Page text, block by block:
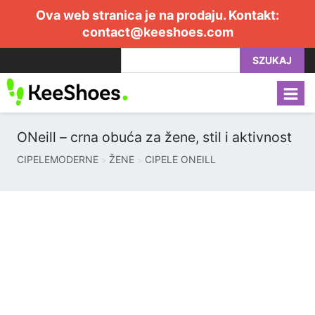
Ova web stranica je na prodaju. Kontakt:
contact@keeshoes.com
SZUKAJ
ONeill – crna obuća za žene, stil i aktivnost
CIPELEMODERNE ŽENE CIPELE ONEILL